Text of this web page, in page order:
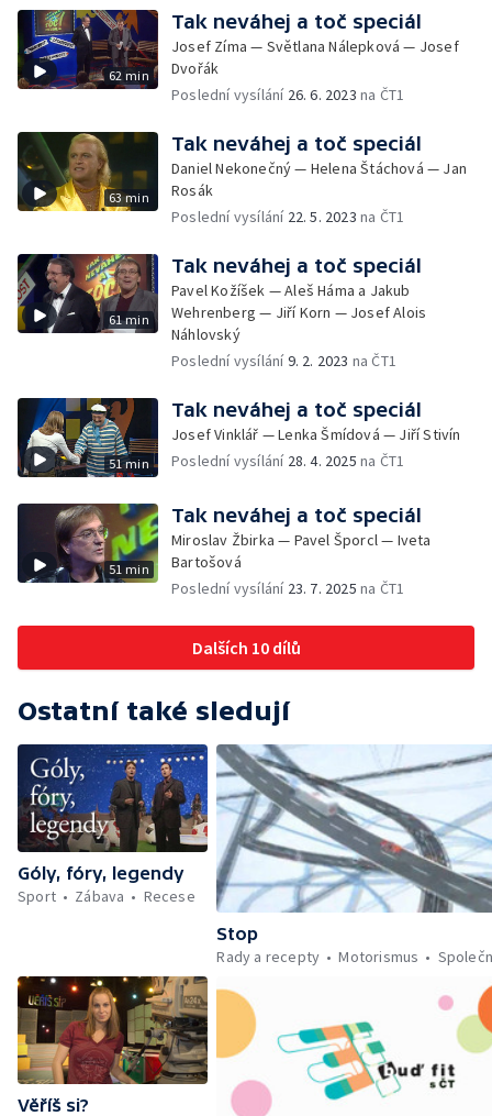
62 min
Tak neváhej a toč speciál
Josef Zíma — Světlana Nálepková — Josef
Dvořák
Poslední vysílání 26. 6. 2023 na ČT1
63 min
Tak neváhej a toč speciál
Daniel Nekonečný — Helena Štáchová — Jan
Rosák
Poslední vysílání 22. 5. 2023 na ČT1
61 min
Tak neváhej a toč speciál
Pavel Kožíšek — Aleš Háma a Jakub
Wehrenberg — Jiří Korn — Josef Alois
Náhlovský
Poslední vysílání9. 2. 2023 na ČT1
51 min
Tak neváhej a toč speciál
Josef Vinklář — Lenka Šmídová — Jiří Stivín
Poslední vysílání 28. 4. 2025 na ČT1
51 min
Tak neváhej a toč speciál
Miroslav Žbirka — Pavel Šporcl — Iveta
Bartošová
Poslední vysílání 23. 7. 2025 na ČT1
Dalších 10 dílů
Ostatní také sledují
Góly, fóry, legendy
Sport
Zábava
Recese
Stop
Rady a recepty
Motorismus
Věříš si?